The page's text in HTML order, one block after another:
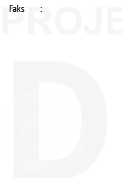
Faks
: